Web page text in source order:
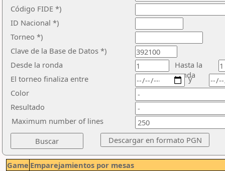
Código FIDE *)
ID Nacional *)
Torneo *)
Clave de la Base de Datos *)
Desde la ronda
Hasta la
ronda
El torneo finaliza entre
Color
Resultado
y
Maximum number of lines
Game Emparejamientos por mesas